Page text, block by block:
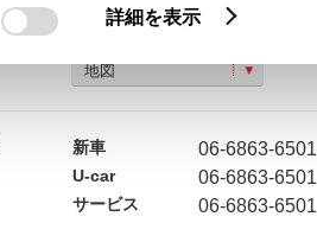
詳細を表示
豊中市 稲津町 ２丁目４番
地図
新車 06-6863-6501
U-car 06-6863-6501
サービス 06-6863-6501